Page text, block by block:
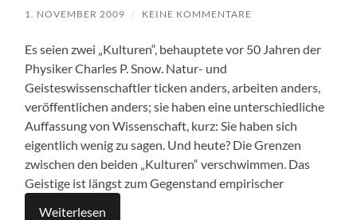
1. NOVEMBER 2009 / KEINE KOMMENTARE
Es seien zwei „Kulturen“, behauptete vor 50 Jahren der
Physiker Charles P. Snow. Natur- und
Geisteswissenschaftler ticken anders, arbeiten anders,
veröffentlichen anders; sie haben eine unterschiedliche
Auffassung von Wissenschaft, kurz: Sie haben sich
eigentlich wenig zu sagen. Und heute? Die Grenzen
zwischen den beiden „Kulturen“ verschwimmen. Das
Geistige ist längst zum Gegenstand empirischer
Weiterlesen